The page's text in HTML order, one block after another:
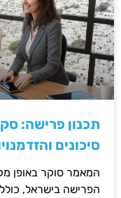
תכנון פרישה:
סיכונים
המאמר סוקר באופן
הפרישה בישראל,